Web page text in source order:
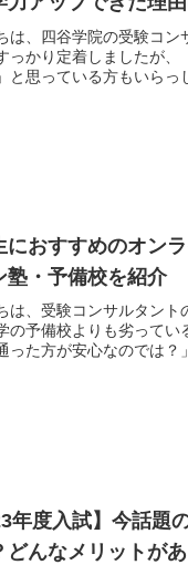
は、四谷学院の受験コ
っかり定着しましたが
と思っている方もいらっ
におすすめのオン
塾・予備校を紹介
は、受験コンサルタン
の予備校よりも劣って
った方が安心なのでは？
年度入試】今話題
どんなメリットが